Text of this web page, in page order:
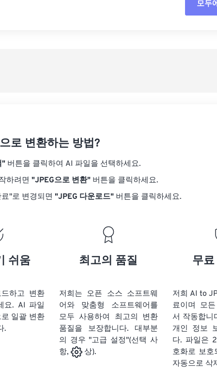
모두
로 변환하는 방법?
" 버튼을 클릭하여 AI 파일을 선택하세요.
하려면 "JPEG으로 변환" 버튼을 클릭하세요.
"로 변경되면 "JPEG 다운로드" 버튼을 클릭하세요.
쉬움
하고 변환
요. AI 파일
일괄 변환
.
최고의 품질
저희는 오픈 소스 소프트웨
어와 맞춤형 소프트웨어를
모두 사용하여 최고의 변환
품질을 보장합니다. 대부분
의 경우 "고급 설정"(선택 사
항,
상).
무
저희 AI to
료이며 모
서 작동합니
개인 정보
다. 파일은
호화로 보
자동으로 삭